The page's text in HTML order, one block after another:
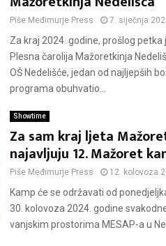
Piše Međimurje Press 7. siječnja
Za kraj 2024. godine, prošlog petka
Plesna čarolija Mažoretkinja
OŠ Nedelišće, jedan od najljepših
programa obuhvatio...
Showtime
Za sam kraj ljeta
najavljuju 12. Mažoret
Piše Međimurje Press 12. kolovoza
Kamp će se održavati od
30. kolovoza 2024. godine
vanjskim prostorima MESAP-a u